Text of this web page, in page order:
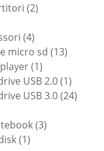
22
44
prodotti
micro sd 1313
11
prodotto
USB 2.0 11
prodotto
USB 3.0 2424
33
11